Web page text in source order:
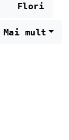
Flori
Mai mult